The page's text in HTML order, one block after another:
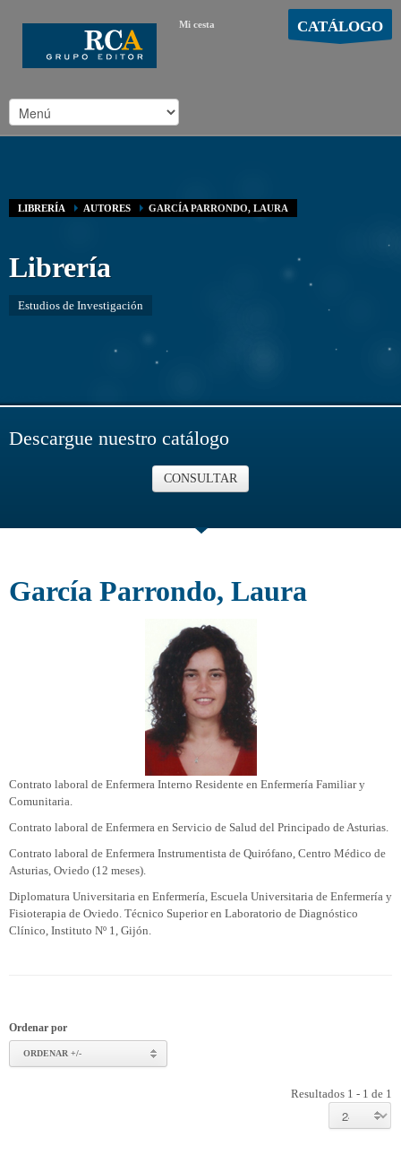
Mi cesta CATÁLOGO
LIBRERÍA AUTORES GARCÍA PARRONDO, LAURA
Librería
Estudios de Investigación
Descargue nuestro catálogo
CONSULTAR
García Parrondo, Laura
Contrato laboral de Enfermera Interno Residente en Enfermería Familiar y
Comunitaria.
Contrato laboral de Enfermera en Servicio de Salud del Principado de Asturias.
Contrato laboral de Enfermera Instrumentista de Quirófano, Centro Médico de
Asturias, Oviedo (12 meses).
Diplomatura Universitaria en Enfermería, Escuela Universitaria de Enfermería y
Fisioterapia de Oviedo. Técnico Superior en Laboratorio de Diagnóstico
Clínico, Instituto Nº 1, Gijón.
Ordenar por
ORDENAR +/-
Resultados 1 - 1 de 1